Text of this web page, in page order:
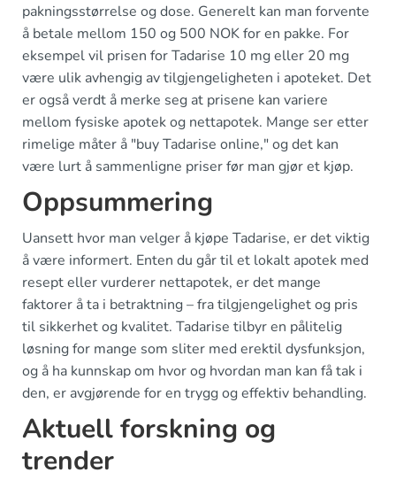
pakningsstørrelse og dose. Generelt kan man forvente
å betale mellom 150 og 500 NOK for en pakke. For
eksempel vil prisen for Tadarise 10 mg eller 20 mg
være ulik avhengig av tilgjengeligheten i apoteket. Det
er også verdt å merke seg at prisene kan variere
mellom fysiske apotek og nettapotek. Mange ser etter
rimelige måter å "buy Tadarise online," og det kan
være lurt å sammenligne priser før man gjør et kjøp.
Oppsummering
Uansett hvor man velger å kjøpe Tadarise, er det viktig
å være informert. Enten du går til et lokalt apotek med
resept eller vurderer nettapotek, er det mange
faktorer å ta i betraktning – fra tilgjengelighet og pris
til sikkerhet og kvalitet. Tadarise tilbyr en pålitelig
løsning for mange som sliter med erektil dysfunksjon,
og å ha kunnskap om hvor og hvordan man kan få tak i
den, er avgjørende for en trygg og effektiv behandling.
Aktuell forskning og
trender